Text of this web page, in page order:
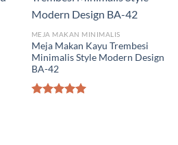
MEJA MAKAN MINIMALIS
Meja Makan Kayu Trembesi
Minimalis Style Modern Design
BA-42